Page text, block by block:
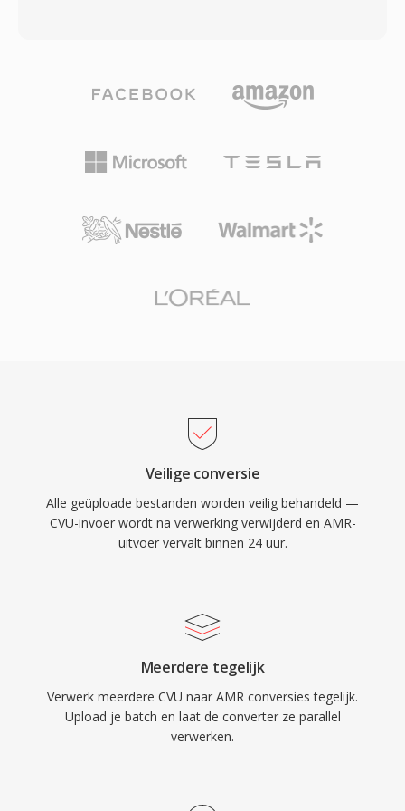
rekenkunde gebruiken, waardoor
tekenuibreiding in decoders wordt vermeden.
CVU extreme bandbreedteefficiency en
bitstreams voor beperkte verbindingen. SoX
ondersteunt CVU en biedt één betrouwbaar
telefonieopnames naar moderne formaten
schakelt de encoder over naar één lagere
ingeruild voor transmissiebetrouwbaarheid. Dit
adaptieve mechanisme is gedefinieerd in de
van de meest ingezette spraakcodecs ter
compressie-efficiëntie: één minuut AMR-audio
ingebouwde spraakactiviteitdetectie en
comfortruisgeneratie, die de transmissie
tijdens stiltes vermindert. Hoewel AMR
ongeschikt is voor muziek vanwege de
beperkte bandbreedte (300-3400 Hz), blinkt het
Veilige conversie
Alle geüploade bestanden worden veilig behandeld —
CVU-invoer wordt na verwerking verwijderd en AMR-
uitvoer vervalt binnen 24 uur.
Meerdere tegelijk
Verwerk meerdere CVU naar AMR conversies tegelijk.
Upload je batch en laat de converter ze parallel
verwerken.